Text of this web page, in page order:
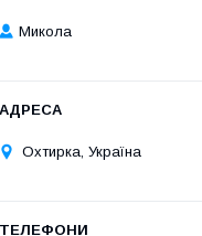
Микола
Охтирка, Україна